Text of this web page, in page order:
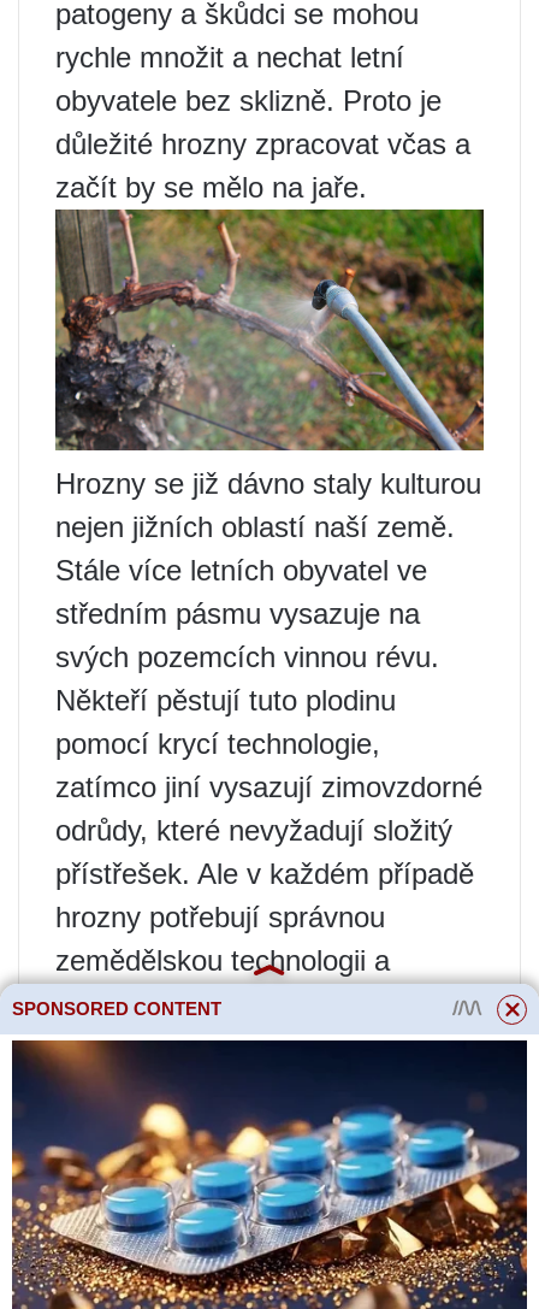
patogeny a škůdci se mohou
rychle množit a nechat letní
obyvatele bez sklizně. Proto je
důležité hrozny zpracovat včas a
začít by se mělo na jaře.
Hrozny se již dávno staly kulturou
nejen jižních oblastí naší země.
Stále více letních obyvatel ve
středním pásmu vysazuje na
svých pozemcích vinnou révu.
Někteří pěstují tuto plodinu
pomocí krycí technologie,
zatímco jiní vysazují zimovzdorné
odrůdy, které nevyžadují složitý
přístřešek. Ale v každém případě
hrozny potřebují správnou
zemědělskou technologii a
pečlivou ochranu před chorobami
a škůdci.
Zvláště důležité je včasné
ošetření révy vinné na jaře, kdy
se probouzejí nejen rostliny, ale
také škůdci a patogeny
infekčních chorob.
SPONSORED CONTENT